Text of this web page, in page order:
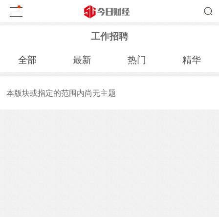
工作招聘
全部 最新 热门 精华
本版块或指定的范围内尚无主题